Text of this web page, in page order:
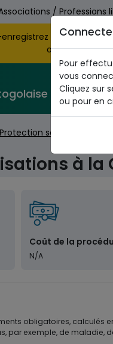
/ Professions
vous dès
obtenez votre
sociale
à la
Coût de la
N/A
obligatoires, calculés
par exemple, de maladie,
Pour
vous
Cliquez sur
ou pour en